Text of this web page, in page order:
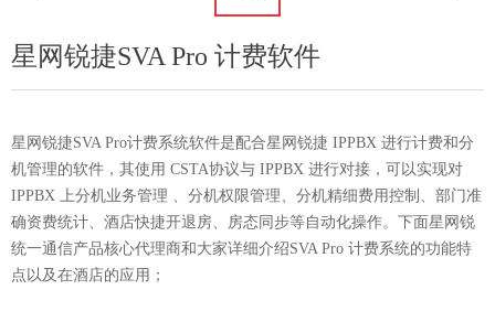
星网锐捷SVA Pro 计费软件
星网锐捷SVA Pro计费系统软件是配合星网锐捷 IPPBX 进行计费和分
机管理的软件，其使用 CSTA协议与 IPPBX 进行对接，可以实现对
IPPBX 上分机业务管理 、分机权限管理、分机精细费用控制、部门准
确资费统计、酒店快捷开退房、房态同步等自动化操作。下面星网锐
统一通信产品核心代理商和大家详细介绍SVA Pro 计费系统的功能特
点以及在酒店的应用；